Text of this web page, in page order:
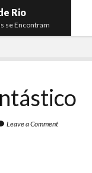
Rio
se Encontram
Leave a Comment